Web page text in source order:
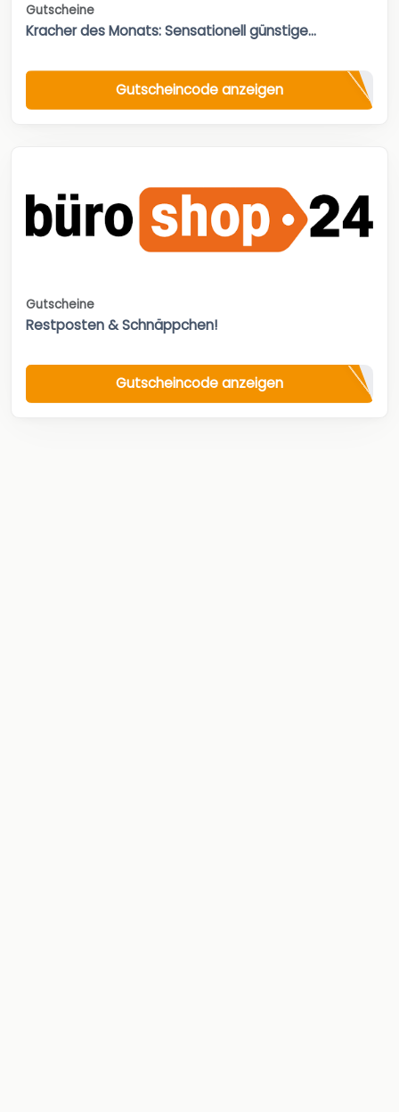
Gutscheine
Kracher des Monats: Sensationell günstige...
Gutscheincode anzeigen
Gutscheine
Restposten & Schnäppchen!
Gutscheincode anzeigen